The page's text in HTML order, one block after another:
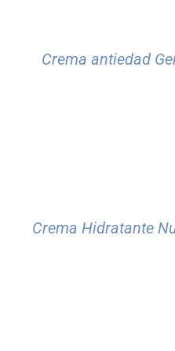
Crema antiedad
Crema Hidratante